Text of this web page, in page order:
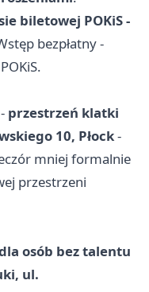
biletowej POKiS -
bezpłatny -
- przestrzeń klatki
10, Płock-
mniej formalnie
przestrzeni
osób bez talentu
ul.